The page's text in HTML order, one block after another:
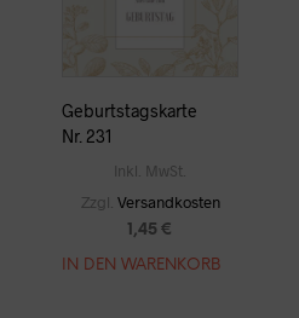
Geburtstagskarte
Nr. 231
Inkl. MwSt.
Zzgl. Versandkosten
1,45 €
IN DEN WARENKORB